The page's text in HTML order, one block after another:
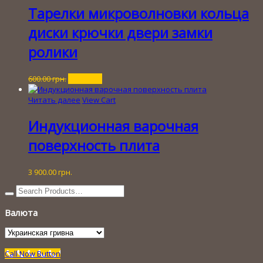
Тарелки микроволновки кольца
диски крючки двери замки
ролики
600.00грн.
цена
составляла
цена:
80.00 грн..
Читать далее View Cart
Индукционная варочная
поверхность плита
3 900.00 грн.
Валюта
Call Now Button